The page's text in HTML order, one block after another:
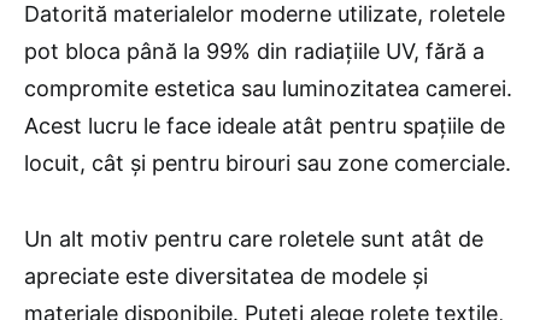
Datorită materialelor moderne utilizate, roletele
pot bloca până la 99% din radiațiile UV, fără a
compromite estetica sau luminozitatea camerei.
Acest lucru le face ideale atât pentru spațiile de
locuit, cât și pentru birouri sau zone comerciale.
Un alt motiv pentru care roletele sunt atât de
apreciate este diversitatea de modele și
materiale disponibile. Puteți alege rolete textile,